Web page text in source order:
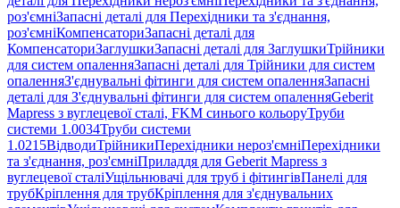
роз'ємніЗапасні деталі для Перехідники та з'єднання,
роз'ємніКомпенсаториЗапасні деталі для
КомпенсаториЗаглушкиЗапасні деталі для ЗаглушкиТрійники
для систем опаленняЗапасні деталі для Трійники для систем
опаленняЗ'єднувальні фітинги для систем опаленняЗапасні
деталі для З'єднувальні фітинги для систем опаленняGeberit
Mapress з вуглецевої сталі, FKM синього кольоруТруби
системи 1.0034Труби системи
1.0215ВідводиТрійникиПерехідники нероз'ємніПерехідники
та з'єднання, роз'ємніПриладдя для Geberit Mapress з
вуглецевої сталіУщільнювачі для труб і фітингівПанелі для
трубКріплення для трубКріплення для з'єднувальних